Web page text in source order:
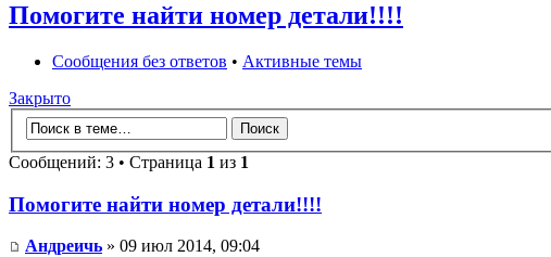
Помогите найти номер детали!!!!
Сообщения без ответов • Активные темы
Закрыто
Сообщений: 3 • Страница 1 из 1
Помогите найти номер детали!!!!
Андреичь » 09 июл 2014, 09:04